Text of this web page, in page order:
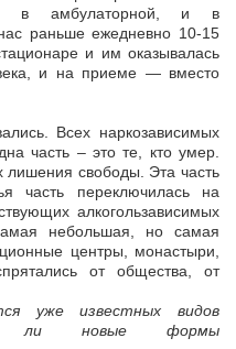
и в амбулаторной, и в
раньше ежедневно 10-15
и им оказывалась
и на приеме — вместо
Всех наркозависимых
часть – это те, кто умер.
лишения свободы. Эта часть
часть переключилась на
алкогользависимых
небольшая, но самая
центры, монастыри,
от общества, от
уже известных видов
ли новые формы